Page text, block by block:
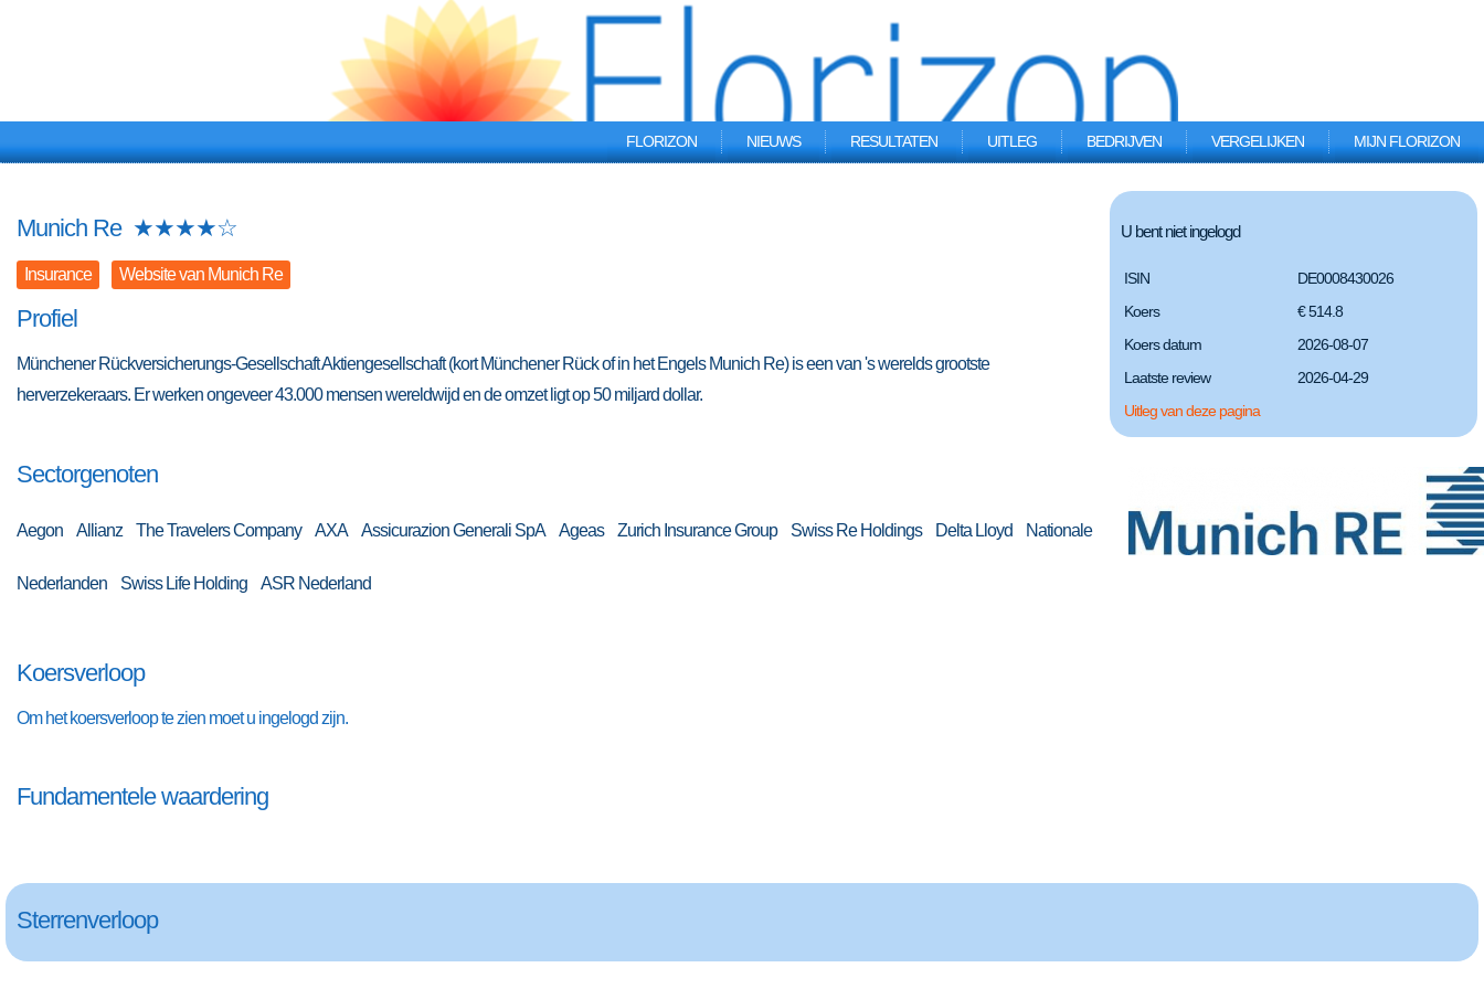
FLORIZON NIEUWS RESULTATEN UITLEG BEDRIJVEN VERGELIJKEN MIJN FLORIZON
Munich Re ★★★★☆
Insurance Website van Munich Re
Profiel
Münchener Rückversicherungs-Gesellschaft Aktiengesellschaft (kort Münchener Rück of in het Engels Munich Re) is een van 's werelds grootste
herverzekeraars. Er werken ongeveer 43.000 mensen wereldwijd en de omzet ligt op 50 miljard dollar.
U bent niet ingelogd
ISIN
DE0008430026
Koers
€ 514.8
Koers datum
2026-08-07
Laatste review
2026-04-29
Uitleg van deze pagina
Sectorgenoten
Aegon Allianz The Travelers Company AXA Assicurazion Generali SpA Ageas Zurich Insurance Group Swiss Re Holdings Delta Lloyd Nationale
Nederlanden Swiss Life Holding ASR Nederland
Koersverloop
Om het koersverloop te zien moet u ingelogd zijn.
Fundamentele waardering
Sterrenverloop